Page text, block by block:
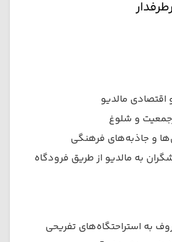
اقتصادی مالدیو
و شلوغ
و جاذبه‌های فرهنگی
به مالدیو از طریق فرودگاه
به استراحتگاه‌های تفریحی